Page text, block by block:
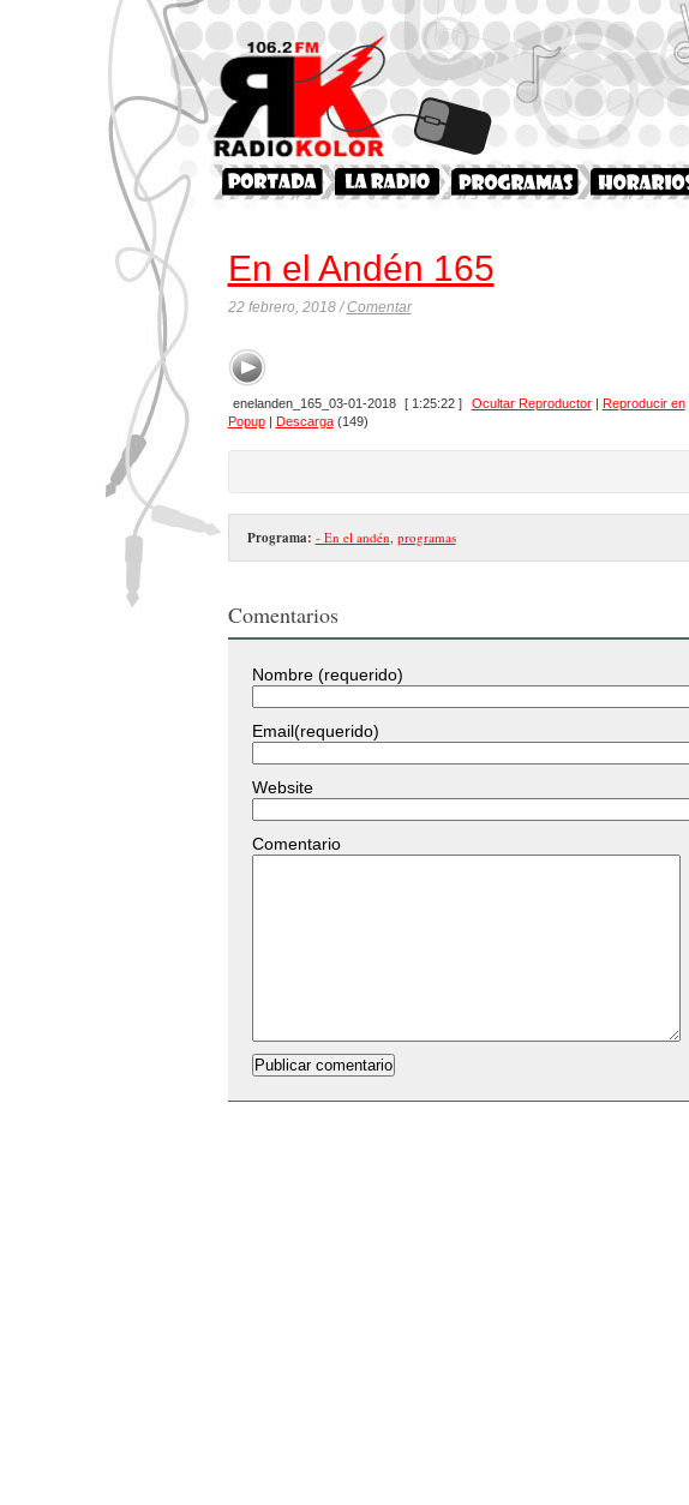
En el Andén 165
22 febrero, 2018 /Comentar
enelanden_165_03-01-2018 [ 1:25:22 ] Ocultar Reproductor| Reproducir en
Popup| Descarga(149)
Programa: - En el andén programas
Comentarios
Nombre (requerido)
Email(requerido)
Website
Comentario